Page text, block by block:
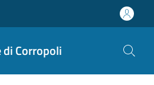
di Corropoli